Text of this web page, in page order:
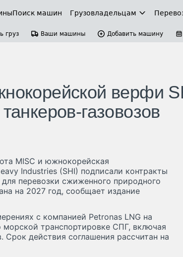
Поиск машин Грузовладельцам
груз Ваши машины Добавить машину
верфи
газовозов
MISC и южнокорейская
Industries (SHI) подписали контракты
перевозки сжиженного природного
на 2027 год, сообщает издание
с компанией Petronas LNG на
морской транспортировке СПГ, включая
Срок действия соглашения рассчитан на